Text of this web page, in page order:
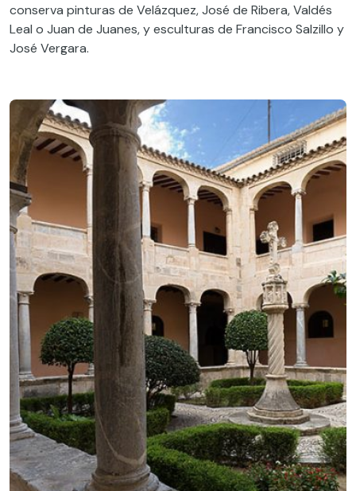
conserva pinturas de Velázquez, José de Ribera, Valdés
Leal o Juan de Juanes, y esculturas de Francisco Salzillo y
José Vergara.